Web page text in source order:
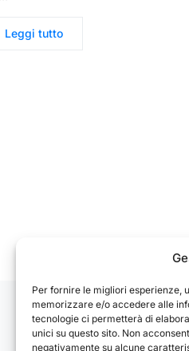
Per fornire le migliori esperienze,
memorizzare e/o accedere alle
tecnologie ci permetterà di
unici su questo sito. Non
negativamente su alcune
Leggi tutto